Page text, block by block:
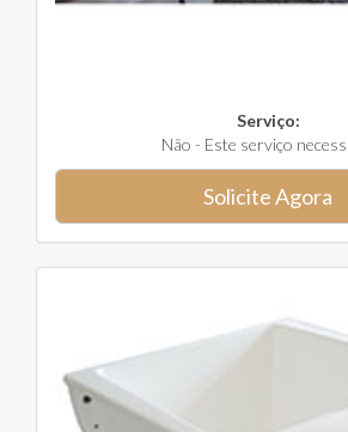
Serviço:
Não - Este serviço
Solicite Agora